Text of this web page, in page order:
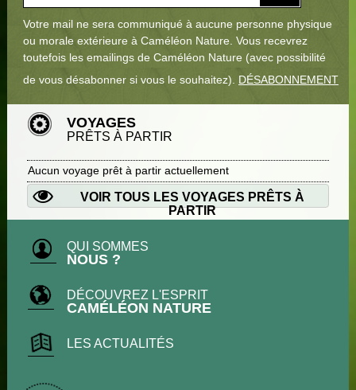
Votre mail ne sera communiqué à aucune personne physique
ou morale extérieure à Caméléon Nature. Vous recevrez
toutefois les emailings de Caméléon Nature (avec possibilité
de vous désabonner si vous le souhaitez). DÉSABONNEMENT
VOYAGES
PRÊTS À PARTIR
Aucun voyage prêt à partir actuellement
VOIR TOUS LES VOYAGES PRÊTS À
PARTIR
QUI SOMMES
NOUS ?
DÉCOUVREZ L'ESPRIT
CAMÉLÉON NATURE
LES ACTUALITÉS